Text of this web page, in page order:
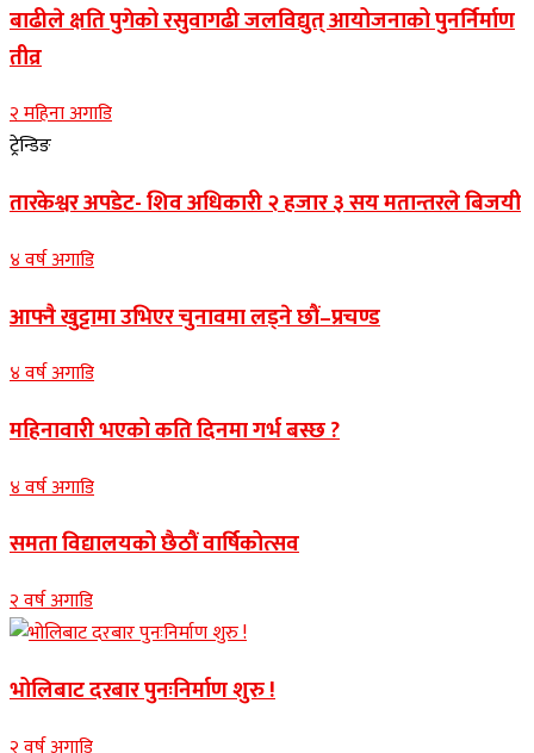
बाढीले क्षति पुगेको रसुवागढी जलविद्युत् आयोजनाको पुनर्निर्माण
तीव्र
२ महिना अगाडि
ट्रेन्डिङ
तारकेश्वर अपडेट- शिव अधिकारी २ हजार ३ सय मतान्तरले बिजयी
४ वर्ष अगाडि
आफ्नै खुट्टामा उभिएर चुनावमा लड्ने छौं–प्रचण्ड
४ वर्ष अगाडि
महिनावारी भएको कति दिनमा गर्भ बस्छ ?
४ वर्ष अगाडि
समता विद्यालयको छैठौं वार्षिकोत्सव
२ वर्ष अगाडि
भोलिबाट दरबार पुनःनिर्माण शुरु !